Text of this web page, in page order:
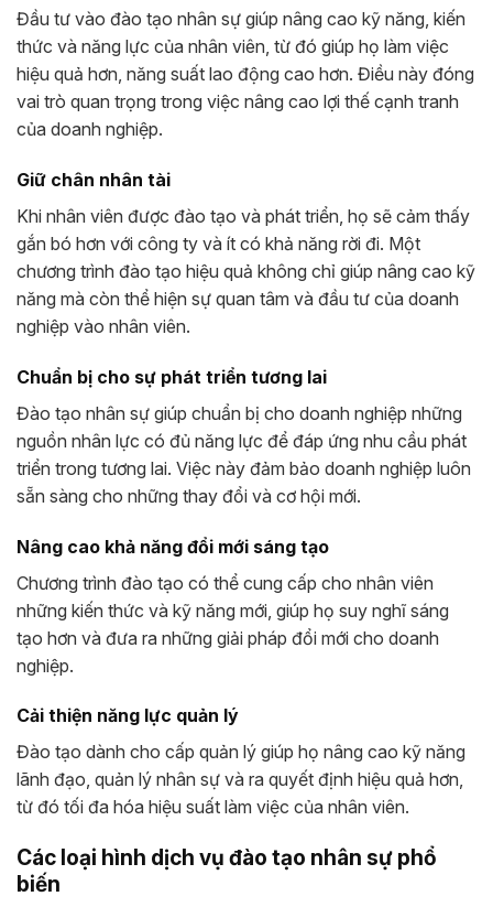
Đầu tư vào đào tạo nhân sự giúp nâng cao kỹ năng, kiến
thức và năng lực của nhân viên, từ đó giúp họ làm việc
hiệu quả hơn, năng suất lao động cao hơn. Điều này đóng
vai trò quan trọng trong việc nâng cao lợi thế cạnh tranh
của doanh nghiệp.
Giữ chân nhân tài
Khi nhân viên được đào tạo và phát triển, họ sẽ cảm thấy
gắn bó hơn với công ty và ít có khả năng rời đi. Một
chương trình đào tạo hiệu quả không chỉ giúp nâng cao kỹ
năng mà còn thể hiện sự quan tâm và đầu tư của doanh
nghiệp vào nhân viên.
Chuẩn bị cho sự phát triển tương lai
Đào tạo nhân sự giúp chuẩn bị cho doanh nghiệp những
nguồn nhân lực có đủ năng lực để đáp ứng nhu cầu phát
triển trong tương lai. Việc này đảm bảo doanh nghiệp luôn
sẵn sàng cho những thay đổi và cơ hội mới.
Nâng cao khả năng đổi mới sáng tạo
Chương trình đào tạo có thể cung cấp cho nhân viên
những kiến thức và kỹ năng mới, giúp họ suy nghĩ sáng
tạo hơn và đưa ra những giải pháp đổi mới cho doanh
nghiệp.
Cải thiện năng lực quản lý
Đào tạo dành cho cấp quản lý giúp họ nâng cao kỹ năng
lãnh đạo, quản lý nhân sự và ra quyết định hiệu quả hơn,
từ đó tối đa hóa hiệu suất làm việc của nhân viên.
Các loại hình dịch vụ đào tạo nhân sự phổ
biến